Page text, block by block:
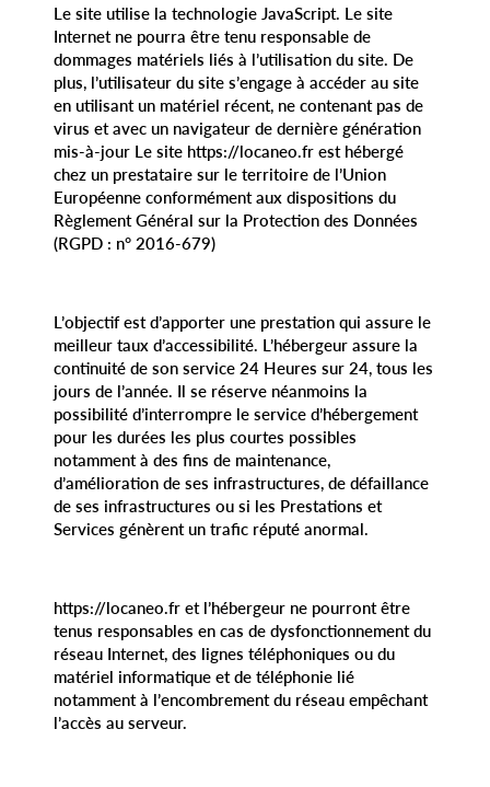
Le site utilise la technologie JavaScript. Le site
Internet ne pourra être tenu responsable de
dommages matériels liés à l’utilisation du site. De
plus, l’utilisateur du site s’engage à accéder au site
en utilisant un matériel récent, ne contenant pas de
virus et avec un navigateur de dernière génération
mis-à-jour Le site https://locaneo.fr est hébergé
chez un prestataire sur le territoire de l’Union
Européenne conformément aux dispositions du
Règlement Général sur la Protection des Données
(RGPD : n° 2016-679)
L’objectif est d’apporter une prestation qui assure le
meilleur taux d’accessibilité. L’hébergeur assure la
continuité de son service 24 Heures sur 24, tous les
jours de l’année. Il se réserve néanmoins la
possibilité d’interrompre le service d’hébergement
pour les durées les plus courtes possibles
notamment à des fins de maintenance,
d’amélioration de ses infrastructures, de défaillance
de ses infrastructures ou si les Prestations et
Services génèrent un trafic réputé anormal.
https://locaneo.fr et l’hébergeur ne pourront être
tenus responsables en cas de dysfonctionnement du
réseau Internet, des lignes téléphoniques ou du
matériel informatique et de téléphonie lié
notamment à l’encombrement du réseau empêchant
l’accès au serveur.